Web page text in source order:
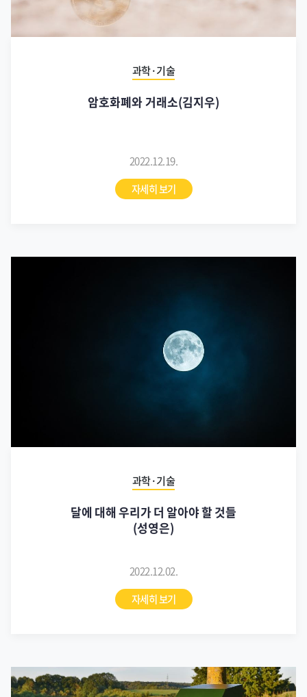
과학·기술
암호화폐와 거래소(김지우)
2022.12.19.
자세히 보기
과학·기술
달에 대해 우리가 더 알아야 할 것들
(성영은)
2022.12.02.
자세히 보기